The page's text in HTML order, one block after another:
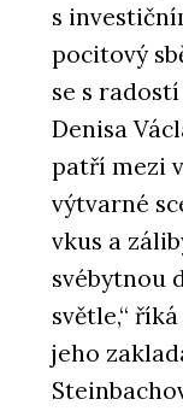
s
pocitový
se s
Denisa
patří mezi
výtvarné
vkus a
svébytnou
světle,“
jeho